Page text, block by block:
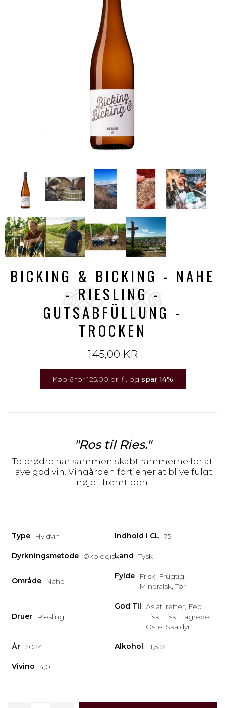
BICKING & BICKING - NAHE
- RIESLING -
GUTSABFÜLLUNG -
TROCKEN
145,00 KR
Køb 6 for 125.00 pr. fl. og spar 14%
"Ros til Ries."
To brødre har sammen skabt rammerne for at
lave god vin. Vingården fortjener at blive fulgt
nøje i fremtiden.
Type Hvidvin Indhold i CL 75
Dyrkningsmetode ØkologiskLand Tysk
Område Nahe
Fylde
Frisk, Frugtig,
Mineralsk, Tør
Druer Riesling
God Til Asiat. retter, Fed
Fisk, Fisk, Lagrede
Oste, Skaldyr
År 2024 Alkohol 11,5 %
Vivino 4,0